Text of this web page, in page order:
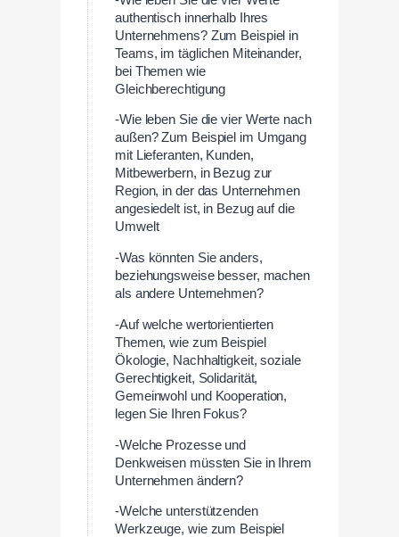
authentisch innerhalb Ihres
Unternehmens? Zum Beispiel in
Teams, im täglichen Miteinander,
bei Themen wie
Gleichberechtigung
-Wie leben Sie die vier Werte nach
außen? Zum Beispiel im Umgang
mit Lieferanten, Kunden,
Mitbewerbern, in Bezug zur
Region, in der das Unternehmen
angesiedelt ist, in Bezug auf die
Umwelt
-Was könnten Sie anders,
beziehungsweise besser, machen
als andere Unternehmen?
-Auf welche wertorientierten
Themen, wie zum Beispiel
Ökologie, Nachhaltigkeit, soziale
Gerechtigkeit, Solidarität,
Gemeinwohl und Kooperation,
legen Sie Ihren Fokus?
-Welche Prozesse und
Denkweisen müssten Sie in Ihrem
Unternehmen ändern?
-Welche unterstützenden
Werkzeuge, wie zum Beispiel